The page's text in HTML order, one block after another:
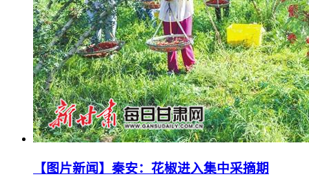
【图片新闻】秦安：花椒进入集中采摘期